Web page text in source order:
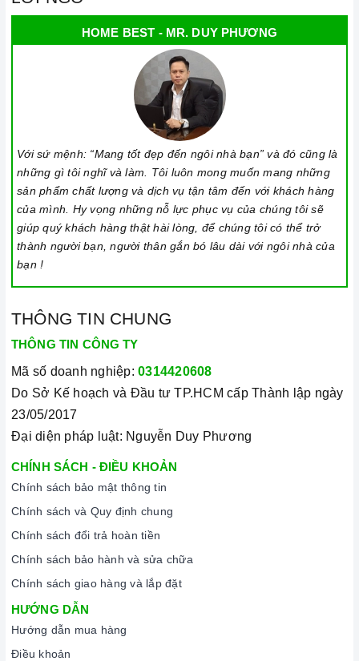
HOME BEST - MR. DUY PHƯƠNG
Với sứ mệnh: “Mang tốt đẹp đến ngôi nhà bạn” và đó cũng là
những gì tôi nghĩ và làm. Tôi luôn mong muốn mang những
sản phẩm chất lượng và dịch vụ tận tâm đến với khách hàng
của mình. Hy vọng những nỗ lực phục vụ của chúng tôi sẽ
giúp quý khách hàng thật hài lòng, để chúng tôi có thể trở
thành người bạn, người thân gắn bó lâu dài với ngôi nhà của
bạn !
THÔNG TIN CHUNG
THÔNG TIN CÔNG TY
Mã số doanh nghiệp: 0314420608
Do Sở Kế hoạch và Đầu tư TP.HCM cấp Thành lập ngày
23/05/2017
Đại diện pháp luật: Nguyễn Duy Phương
CHÍNH SÁCH - ĐIỀU KHOẢN
Chính sách bảo mật thông tin
Chính sách và Quy định chung
Chính sách đổi trả hoàn tiền
Chính sách bảo hành và sửa chữa
Chính sách giao hàng và lắp đặt
HƯỚNG DẪN
Hướng dẫn mua hàng
Điều khoản